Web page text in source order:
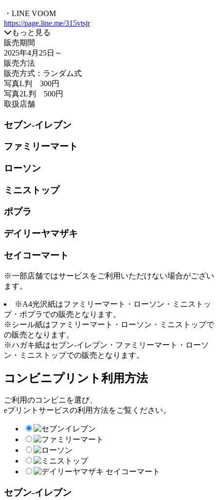
・LINE VOOM
https://page.line.me/315vtsjr
もっと見る
販売期間
2025年4月25日 ～
販売方法
販売方式：ランダム式
写真L判 300円
写真2L判 500円
取扱店舗
セブン-イレブン
ファミリーマート
ローソン
ミニストップ
ポプラ
デイリーヤマザキ
セイコーマート
※一部店舗ではサービスをご利用いただけない場合がござい
ます。
※A4光沢紙はファミリーマート・ローソン・ミニストッ
プ・ポプラでの販売となります。
※シール紙はファミリーマート・ローソン・ミニストップで
の販売となります。
※ハガキ紙はセブン-イレブン・ファミリーマート・ローソ
ン・ミニストップでの販売となります。
コンビニプリント利用方法
ご利用のコンビニを選び、
eプリントサービスの利用方法をご覧ください。
セブン-イレブン